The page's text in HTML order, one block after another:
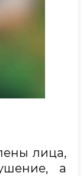
лица,
а